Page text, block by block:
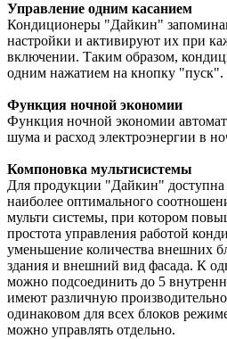
Управление одним касанием
Кондиционеры "Дайкин"
настройки и активируют их при
включении. Таким образом,
одним нажатием на кнопку "пуск".
Функция ночной экономии
Функция ночной экономии
шума и расход электроэнергии в
Компоновка мультисистемы
Для продукции "Дайкин" доступна
наиболее оптимального
мульти системы, при котором
простота управления работой
уменьшение количества внешних
здания и внешний вид фасада. К
можно подсоединить до 5
имеют различную
одинаковом для всех блоков
можно управлять отдельно.